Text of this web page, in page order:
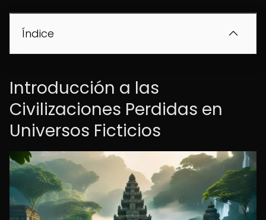
Índice
Introducción a las
Civilizaciones Perdidas en
Universos Ficticios